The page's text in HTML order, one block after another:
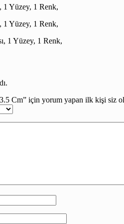
1 Yüzey, 1 Renk,
1 Yüzey, 1 Renk,
1 Yüzey, 1 Renk,
Cm” için yorum yapan ilk kişi siz